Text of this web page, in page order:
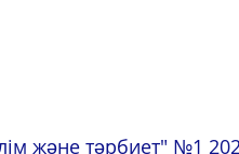
жəне тəрбиет" №1